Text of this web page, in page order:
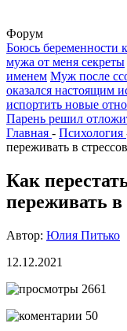
Форум
Боюсь беременности
мужа от меня секреты
именем Муж после
оказался настоящим
испортить новые
Парень решил
Главная - Психология
переживать в
Как
переживать в
Автор: Юлия Питько
12.12.2021
2661
50